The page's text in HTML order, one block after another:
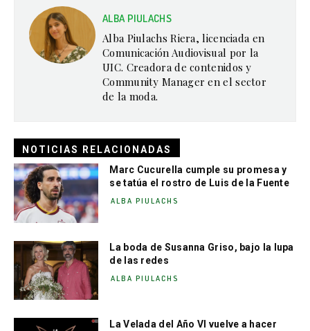
ALBA PIULACHS
Alba Piulachs Riera, licenciada en
Comunicación Audiovisual por la
UIC. Creadora de contenidos y
Community Manager en el sector
de la moda.
NOTICIAS RELACIONADAS
Marc Cucurella cumple su promesa y
se tatúa el rostro de Luis de la Fuente
ALBA PIULACHS
La boda de Susanna Griso, bajo la lupa
de las redes
ALBA PIULACHS
La Velada del Año VI vuelve a hacer